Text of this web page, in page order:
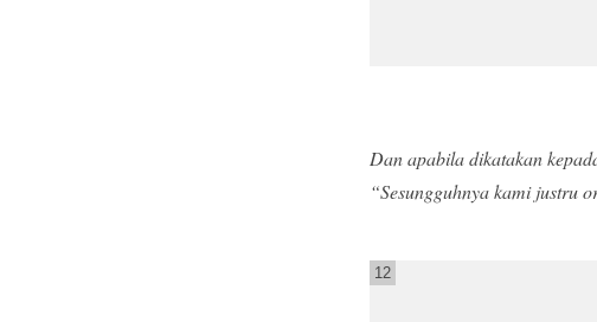
Dan apabila dikatakan
“Sesungguhnya kami justru
12